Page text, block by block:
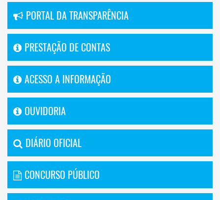
PORTAL DA TRANSPARÊNCIA
PRESTAÇÃO DE CONTAS
ACESSO A INFORMAÇÃO
OUVIDORIA
DIÁRIO OFICIAL
CONCURSO PÚBLICO